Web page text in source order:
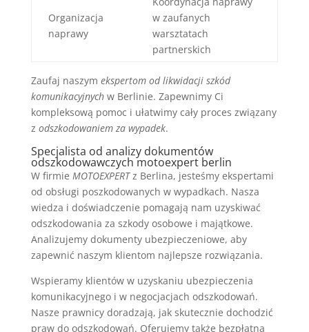
Organizacja
naprawy
w zaufanych
warsztatach
partnerskich
Zaufaj naszym ekspertom od likwidacji szkód
komunikacyjnychw Berlinie. Zapewnimy Ci
kompleksową pomoc i ułatwimy cały proces związany
z odszkodowaniem za wypadek.
Specjalista od analizy dokumentów
odszkodowawczych motoexpert berlin
W firmie MOTOEXPERTz Berlina, jesteśmy ekspertami
od obsługi poszkodowanych w wypadkach. Nasza
wiedza i doświadczenie pomagają nam uzyskiwać
odszkodowania za szkody osobowe i majątkowe.
Analizujemy dokumenty ubezpieczeniowe, aby
zapewnić naszym klientom najlepsze rozwiązania.
Wspieramy klientów w uzyskaniu ubezpieczenia
komunikacyjnego i w negocjacjach odszkodowań.
Nasze prawnicy doradzają, jak skutecznie dochodzić
praw do odszkodowań. Oferujemy także bezpłatną